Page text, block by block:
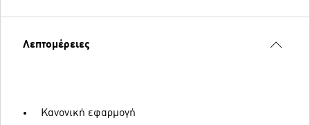
Λεπτομέρειες
Κανονική εφαρμογή